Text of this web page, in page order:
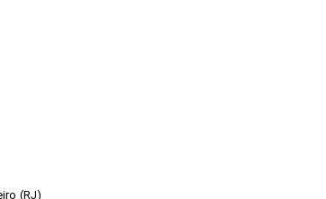
(RJ)